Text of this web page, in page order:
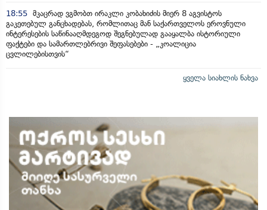
18:55 მკაცრად ვგმობთ ირაკლი კობახიძის მიერ 8 აგვისტოს
გაკეთებულ განცხადებას, რომლითაც მან საქართველოს ეროვნული
ინტერესების საწინააღმდეგოდ შეგნებულად გააყალბა ისტორიული
ფაქტები და სამართლებრივი შეფასებები - „კოალიცია
ცვლილებისთვის“
ყველა სიახლის ნახვა